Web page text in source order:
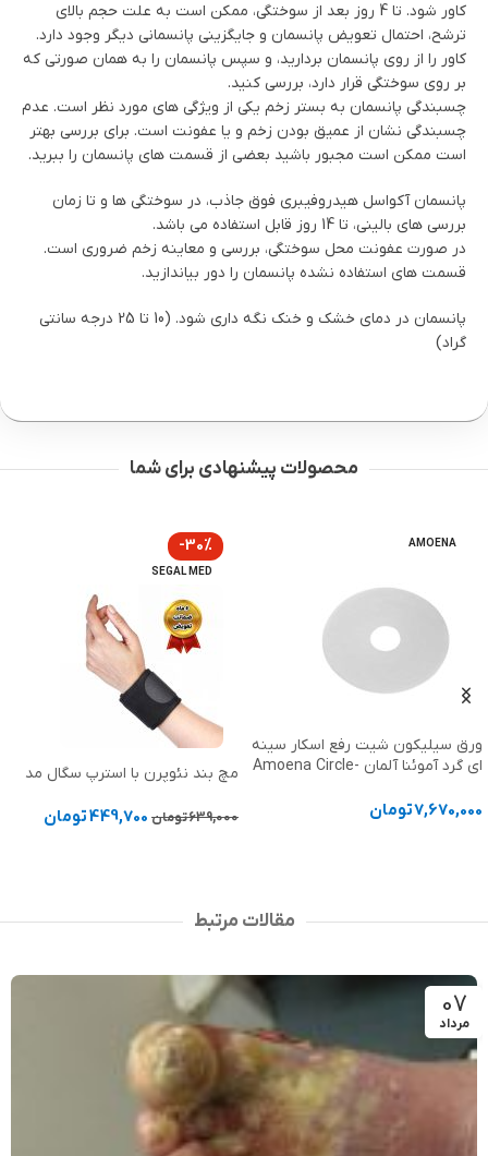
کاور شود. تا 4 روز بعد از سوختگی، ممکن است به علت حجم بالای
ترشح، احتمال تعویض پانسمان و جایگزینی پانسمانی دیگر وجود دارد.
کاور را از روی پانسمان بردارید، و سپس پانسمان را به همان صورتی که
بر روی سوختگی قرار دارد، بررسی کنید.
چسبندگی پانسمان به بستر زخم یکی از ویژگی های مورد نظر است. عدم
چسبندگی نشان از عمیق بودن زخم و یا عفونت است. برای بررسی بهتر
است ممکن است مجبور باشید بعضی از قسمت های پانسمان را ببرید.
پانسمان آکواسل هیدروفیبری فوق جاذب، در سوختگی ها و تا زمان
بررسی های بالینی، تا 14 روز قابل استفاده می باشد.
در صورت عفونت محل سوختگی، بررسی و معاینه زخم ضروری است.
قسمت های استفاده نشده پانسمان را دور بیاندازید.
پانسمان در دمای خشک و خنک نگه داری شود. (10 تا 25 درجه سانتی
گراد)
محصولات پیشنهادی برای شما
AMOENA
ورق سیلیکون شیت رفع اسکار سینه
ای گرد آموئنا آلمان Amoena Circle-
7,670,000تومان
-30%
SEGAL MED
مچ بند نئوپرن با استرپ سگال مد
639,000تومان 449,700تومان
مقالات مرتبط
07
مرداد